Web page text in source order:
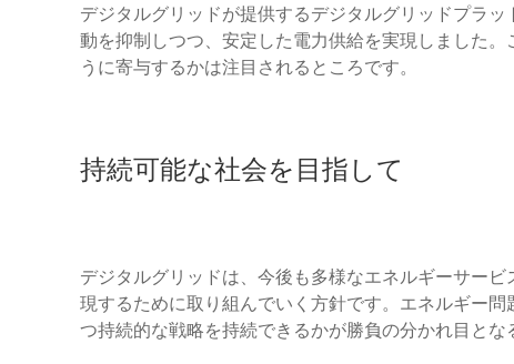
デジタルグリッドが提供するデジタルグリッドプラ
動を抑制しつつ、安定した電力供給を実現しました
うに寄与するかは注目されるところです。
持続可能な社会を目指して
デジタルグリッドは、今後も多様なエネルギーサー
現するために取り組んでいく方針です。エネルギー
つ持続的な戦略を持続できるかが勝負の分かれ目とな